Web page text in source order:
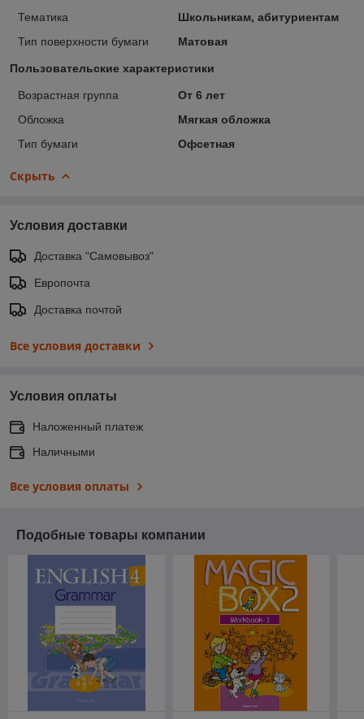
Тематика
Школьникам, абитуриентам
Тип поверхности бумаги
Матовая
Пользовательские характеристики
Возрастная группа
От 6 лет
Обложка
Мягкая обложка
Тип бумаги
Офсетная
Скрыть
Условия доставки
Доставка "Самовывоз"
Европочта
Доставка почтой
Все условия доставки
Условия оплаты
Наложенный платеж
Наличными
Все условия оплаты
Подобные товары компании